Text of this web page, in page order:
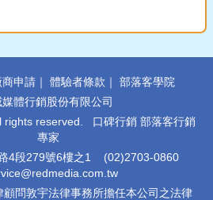
商申請 ｜ 體驗者條款 ｜ 部落客學院
體行銷股份有限公司
rights reserved. 口碑行銷 部落客行銷
專家
4段279號6樓之1 (02)2703-0860
問敦宇法律事務所擔任本公司之法律